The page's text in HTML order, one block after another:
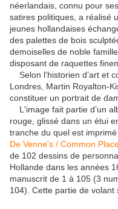
néerlandais, connu pour
satires politiques, a réalisé
jeunes hollandaises
des palettes de bois
demoiselles de noble
disposant de raquettes
Selon l’historien d’art et
Londres, Martin Royalton-
constituer un portrait de
L'image fait partie d’un
rouge, glissé dans un étui
tranche du quel est
De Venne's / Common
de 102 dessins de
Hollande dans les années
manuscrit de 1 à 105 (3
104). Cette partie de volant